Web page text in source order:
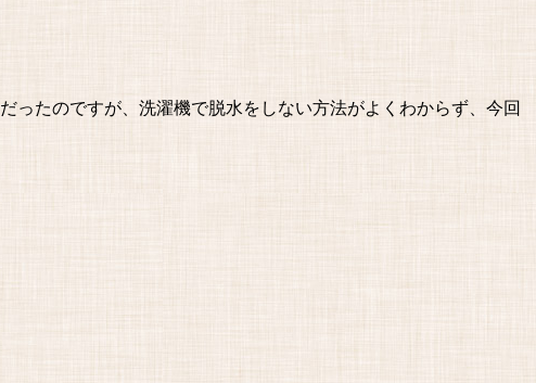
ったのですが、洗濯機で脱水をしない方法がよくわからず、今回